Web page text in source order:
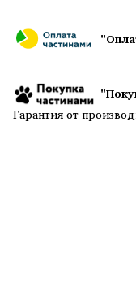
Гарантия от